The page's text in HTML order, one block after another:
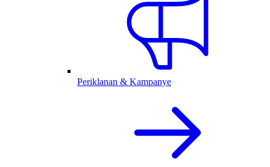
Periklanan & Kampanye